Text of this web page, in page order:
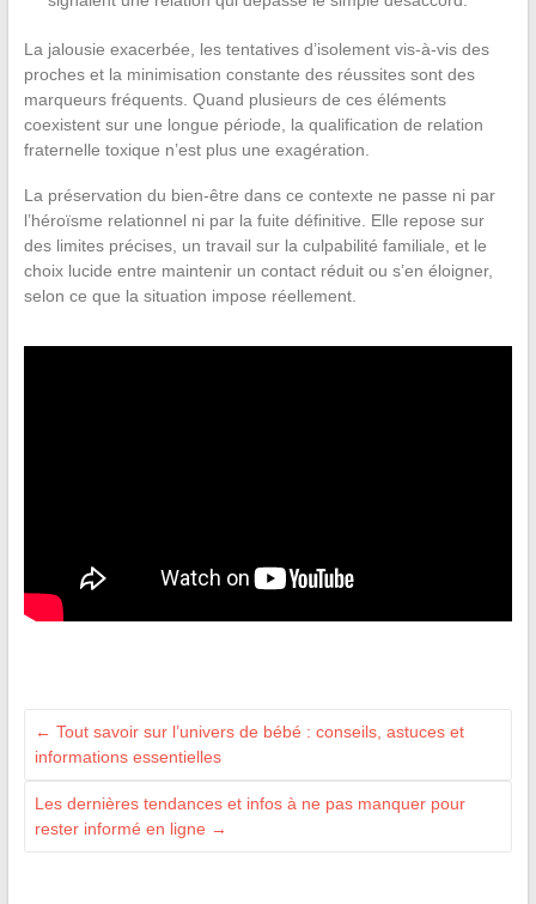
La jalousie exacerbée, les tentatives d’isolement vis-à-vis des
proches et la minimisation constante des réussites sont des
marqueurs fréquents. Quand plusieurs de ces éléments
coexistent sur une longue période, la qualification de relation
fraternelle toxique n’est plus une exagération.
La préservation du bien-être dans ce contexte ne passe ni par
l’héroïsme relationnel ni par la fuite définitive. Elle repose sur
des limites précises, un travail sur la culpabilité familiale, et le
choix lucide entre maintenir un contact réduit ou s’en éloigner,
selon ce que la situation impose réellement.
← Tout savoir sur l’univers de bébé : conseils, astuces et
informations essentielles
Les dernières tendances et infos à ne pas manquer pour
rester informé en ligne →